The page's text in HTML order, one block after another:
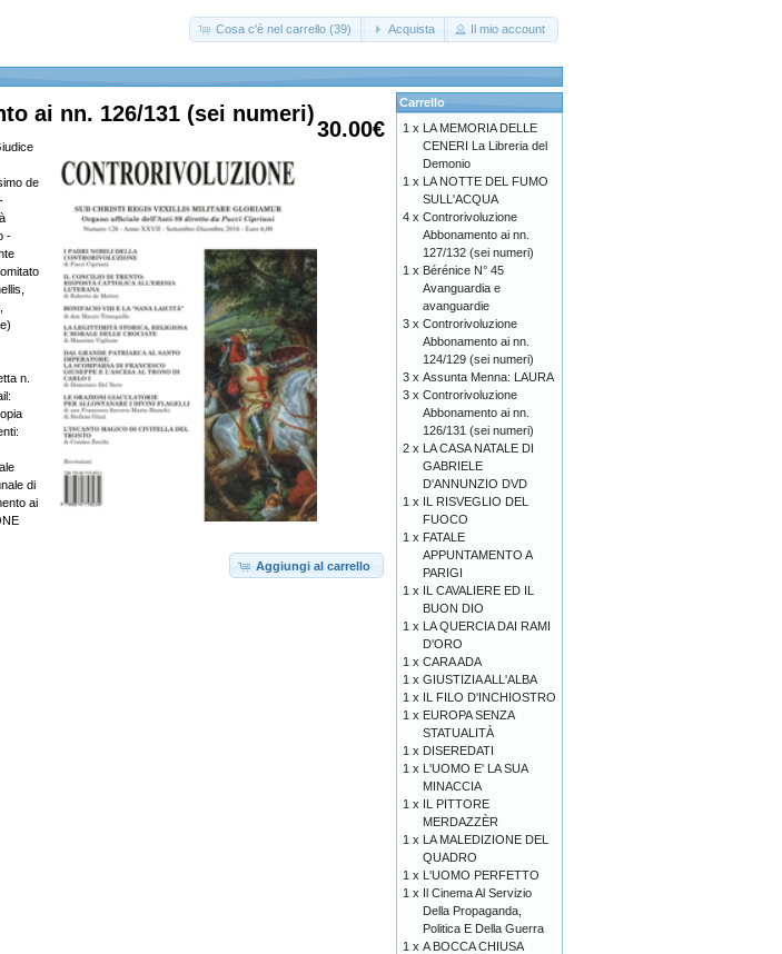
Cosa c'è nel carrello (39) Acquista Il mio account
30.00€
ai nn. 126/131 (sei numeri)
de
-
n.
di
ai
Aggiungi al carrello
Carrello
1 x LA MEMORIA DELLE
CENERI La Libreria del
Demonio
1 x LA NOTTE DEL FUMO
SULL'ACQUA
4 x Controrivoluzione
Abbonamento ai nn.
127/132 (sei numeri)
1 x Bérénice N° 45
Avanguardia e
avanguardie
3 x Controrivoluzione
Abbonamento ai nn.
124/129 (sei numeri)
3 x Assunta Menna: LAURA
3 x Controrivoluzione
Abbonamento ai nn.
126/131 (sei numeri)
2 x LA CASA NATALE DI
GABRIELE
D'ANNUNZIO DVD
1 x IL RISVEGLIO DEL
FUOCO
1 x FATALE
APPUNTAMENTO A
PARIGI
1 x IL CAVALIERE ED IL
BUON DIO
1 x LA QUERCIA DAI RAMI
D'ORO
1 x CARA ADA
1 x GIUSTIZIA ALL'ALBA
1 x IL FILO D'INCHIOSTRO
1 x EUROPA SENZA
STATUALITÀ
1 x DISEREDATI
1 x L'UOMO E' LA SUA
MINACCIA
1 x IL PITTORE
MERDAZZÈR
1 x LA MALEDIZIONE DEL
QUADRO
1 x L'UOMO PERFETTO
1 x Il Cinema Al Servizio
Della Propaganda,
Politica E Della Guerra
1 x A BOCCA CHIUSA